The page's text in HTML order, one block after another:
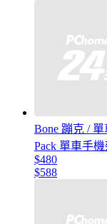
Bone 蹦克 /
Pack 單車手
$480
$588